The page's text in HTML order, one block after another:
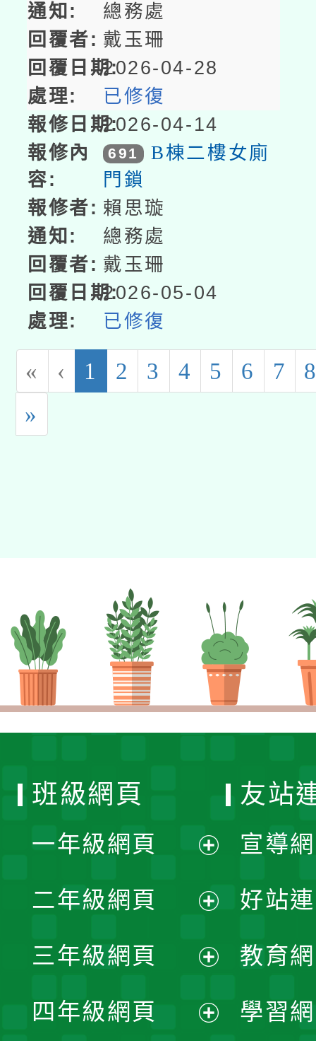
總務處
戴玉珊
2026-04-28
已修復
2026-04-14
691
B棟二樓女廁
門鎖
賴思璇
總務處
戴玉珊
2026-05-04
已修復
« ‹ 1 (current)
2 3 4 5 6 7
»
班級網頁
一年級網頁
開
選
單
二年級網頁
開
選
三年級網頁
開
四年級網頁
友站
宣導
好站
教育
學習